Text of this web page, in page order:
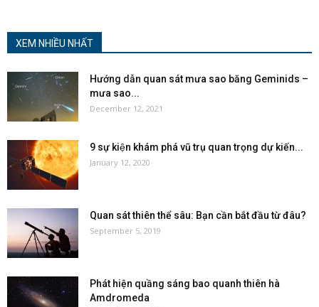
XEM NHIỀU NHẤT
Hướng dẫn quan sát mưa sao băng Geminids –
mưa sao...
December 12, 2021
9 sự kiện khám phá vũ trụ quan trọng dự kiến...
January 12, 2020
Quan sát thiên thể sâu: Bạn cần bắt đầu từ đâu?
September 5, 2019
Phát hiện quầng sáng bao quanh thiên hà
Amdromeda